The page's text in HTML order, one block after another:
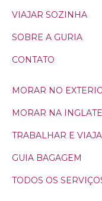
VIAJAR SOZINHA
SOBRE A GURIA
CONTATO
MORAR NO
MORAR NA
TRABALHAR E
GUIA BAGAGEM
TODOS OS